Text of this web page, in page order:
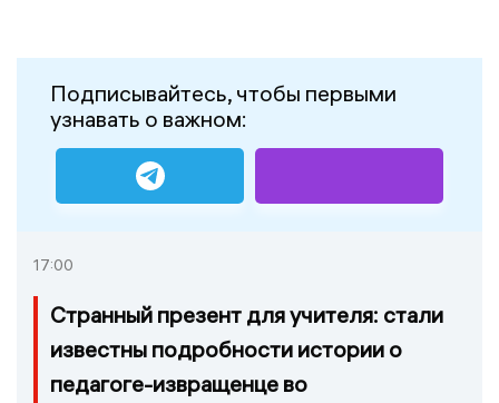
Подписывайтесь, чтобы первыми
узнавать о важном:
17:00
Странный презент для учителя: стали
известны подробности истории о
педагоге-извращенце во